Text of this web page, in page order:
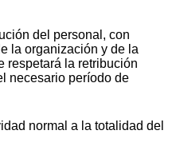
del personal, con
la organización y de la
respetará la retribución
necesario período de
normal a la totalidad del